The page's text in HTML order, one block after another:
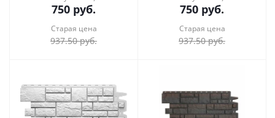
750 руб.
Старая цена
937.50руб.
750 руб.
Старая цена
937.50руб.